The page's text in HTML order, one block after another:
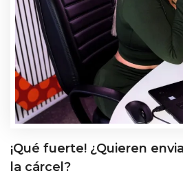
¡Qué fuerte! ¿Quieren
la cárcel?